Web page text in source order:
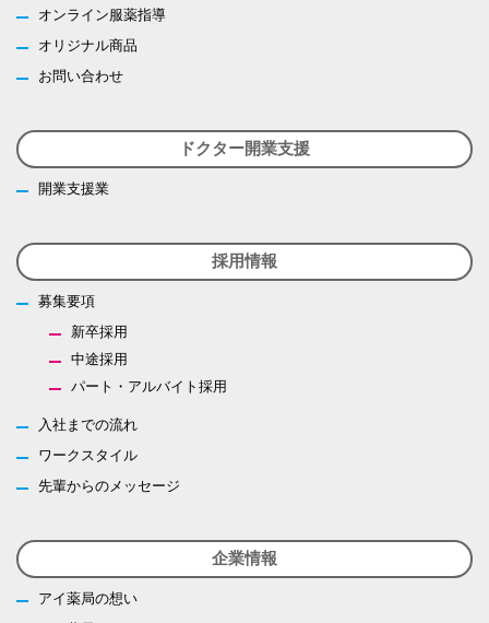
オンライン服薬指導
オリジナル商品
お問い合わせ
ドクター開業支援
開業支援業
採用情報
募集要項
新卒採用
中途採用
パート・アルバイト採用
入社までの流れ
ワークスタイル
先輩からのメッセージ
企業情報
アイ薬局の想い